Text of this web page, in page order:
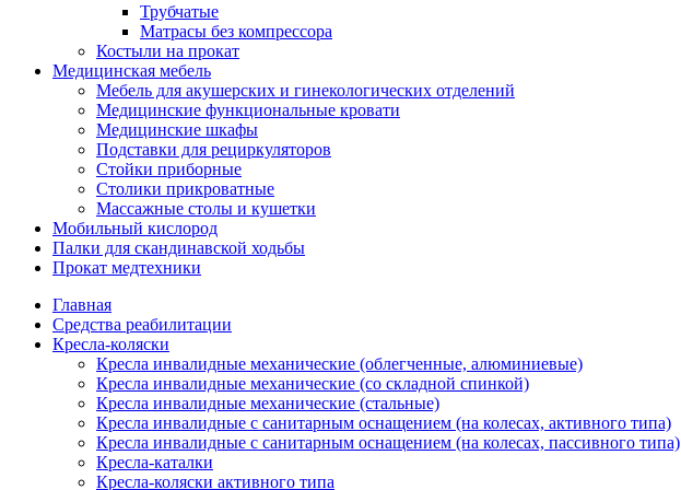
Трубчатые
Матрасы без компрессора
Костыли на прокат
Медицинская мебель
Мебель для акушерских и гинекологических отделений
Медицинские функциональные кровати
Медицинские шкафы
Подставки для рециркуляторов
Стойки приборные
Столики прикроватные
Массажные столы и кушетки
Мобильный кислород
Палки для скандинавской ходьбы
Прокат медтехники
Главная
Средства реабилитации
Кресла-коляски
Кресла инвалидные механические (облегченные, алюминиевые)
Кресла инвалидные механические (со складной спинкой)
Кресла инвалидные механические (стальные)
Кресла инвалидные с санитарным оснащением (на колесах, активного типа)
Кресла инвалидные с санитарным оснащением (на колесах, пассивного типа)
Кресла-каталки
Кресла-коляски активного типа